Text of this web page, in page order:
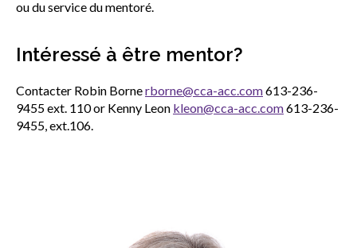
ou du service du mentoré.
Intéressé à être mentor?
Contacter Robin Bornerborne@cca-acc.com613-236-
9455 ext. 110 or Kenny Leon kleon@cca-acc.com613-236-
9455, ext.106.